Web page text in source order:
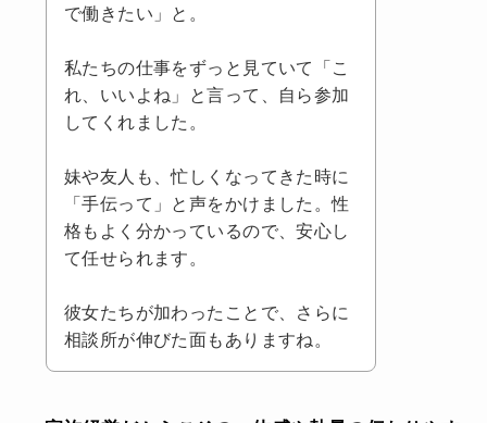
で働きたい」と。
私たちの仕事をずっと見ていて「こ
れ、いいよね」と言って、自ら参加
してくれました。
妹や友人も、忙しくなってきた時に
「手伝って」と声をかけました。性
格もよく分かっているので、安心し
て任せられます。
彼女たちが加わったことで、さらに
相談所が伸びた面もありますね。